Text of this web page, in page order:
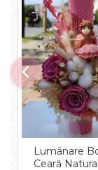
Lumânare
Ceară